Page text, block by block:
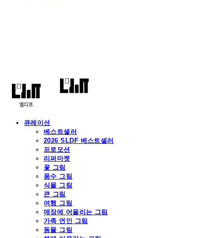
큐레이션
베스트셀러
2026 SLDF 베스트셀러
프로모션
리퍼마켓
꽃 그림
풍수 그림
식물 그림
큰 그림
여행 그림
매장에 어울리는 그림
가족 연인 그림
동물 그림